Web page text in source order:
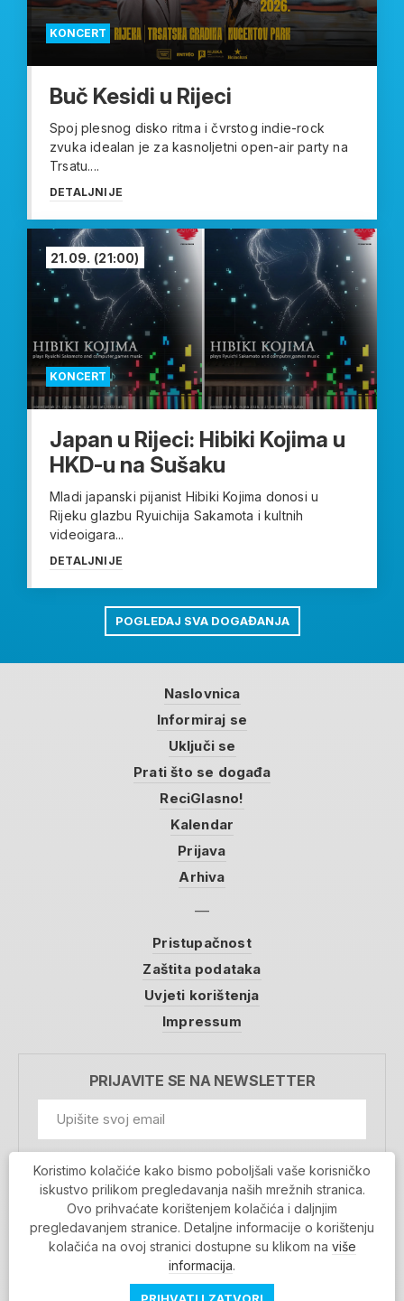
KONCERT
Buč Kesidi u Rijeci
Spoj plesnog disko ritma i čvrstog indie-rock
zvuka idealan je za kasnoljetni open-air party na
Trsatu....
DETALJNIJE
KONCERT
21.09. (21:00)
Japan u Rijeci: Hibiki Kojima u
HKD-u na Sušaku
Mladi japanski pijanist Hibiki Kojima donosi u
Rijeku glazbu Ryuichija Sakamota i kultnih
videoigara...
DETALJNIJE
POGLEDAJ SVA DOGAĐANJA
Naslovnica
Informiraj se
Uključi se
Prati što se događa
ReciGlasno!
Kalendar
Prijava
Arhiva
Pristupačnost
Zaštita podataka
Uvjeti korištenja
Impressum
PRIJAVITE SE NA NEWSLETTER
Prihvaćam da se moji podaci spremaju u bazu
podataka i koriste u svrhu slanja MojaRijeka
newslettera
MOJARIJEKA NEWSLETTER
PRIJAVI SE
Koristimo kolačiće kako bismo poboljšali vaše korisničko
iskustvo prilikom pregledavanja naših mrežnih stranica.
Ovo prihvaćate korištenjem kolačića i daljnjim
pregledavanjem stranice. Detaljne informacije o korištenju
kolačića na ovoj stranici dostupne su klikom na više
informacija.